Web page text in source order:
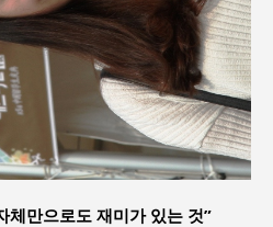
체만으로도 재미가 있는 것”